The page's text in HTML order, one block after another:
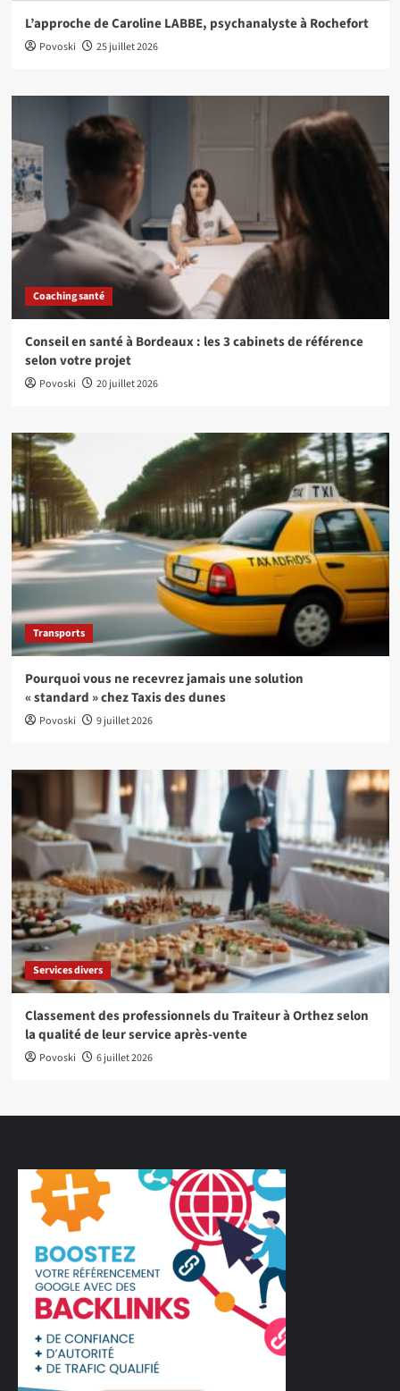
L’approche de Caroline LABBE, psychanalyste à Rochefort
Povoski 25 juillet 2026
Coaching santé
Conseil en santé à Bordeaux : les 3 cabinets de référence
selon votre projet
Povoski 20 juillet 2026
Transports
Pourquoi vous ne recevrez jamais une solution
« standard » chez Taxis des dunes
Povoski 9 juillet 2026
Services divers
Classement des professionnels du Traiteur à Orthez selon
la qualité de leur service après-vente
Povoski 6 juillet 2026